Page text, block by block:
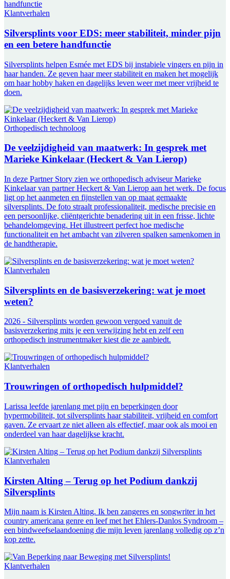
Klantverhalen
Silversplints voor EDS: meer stabiliteit, minder pijn
en een betere handfunctie
Silversplints helpen Esmée met EDS bij instabiele vingers en pijn in
haar handen. Ze geven haar meer stabiliteit en maken het mogelijk
om haar hobby haken en dagelijks leven weer met meer vrijheid te
doen.
Orthopedisch technoloog
De veelzijdigheid van maatwerk: In gesprek met
Marieke Kinkelaar (Heckert & Van Lierop)
In deze Partner Story zien we orthopedisch adviseur Marieke
Kinkelaar van partner Heckert & Van Lierop aan het werk. De focus
ligt op het aanmeten en fijnstellen van op maat gemaakte
silversplints. De foto straalt professionaliteit, medische precisie en
een persoonlijke, cliëntgerichte benadering uit in een frisse, lichte
behandelomgeving. Het illustreert perfect hoe medische
functionaliteit en het ambacht van zilveren spalken samenkomen in
de handtherapie.
Klantverhalen
Silversplints en de basisverzekering: wat je moet
weten?
2026 - Silversplints worden gewoon vergoed vanuit de
basisverzekering mits je een verwijzing hebt en zelf een
orthopedisch instrumentmaker kiest die ze aanbiedt.
Klantverhalen
Trouwringen of orthopedisch hulpmiddel?
Larissa leefde jarenlang met pijn en beperkingen door
hypermobiliteit, tot silversplints haar stabiliteit, vrijheid en comfort
gaven. Ze ervaart ze niet alleen als effectief, maar ook als mooi en
onderdeel van haar dagelijkse kracht.
Klantverhalen
Kirsten Alting – Terug op het Podium dankzij
Silversplints
Mijn naam is Kirsten Alting. Ik ben zangeres en songwriter in het
country americana genre en leef met het Ehlers-Danlos Syndroom –
een bindweefselaandoening die mijn leven jarenlang volledig op z’n
kop zette.
Klantverhalen